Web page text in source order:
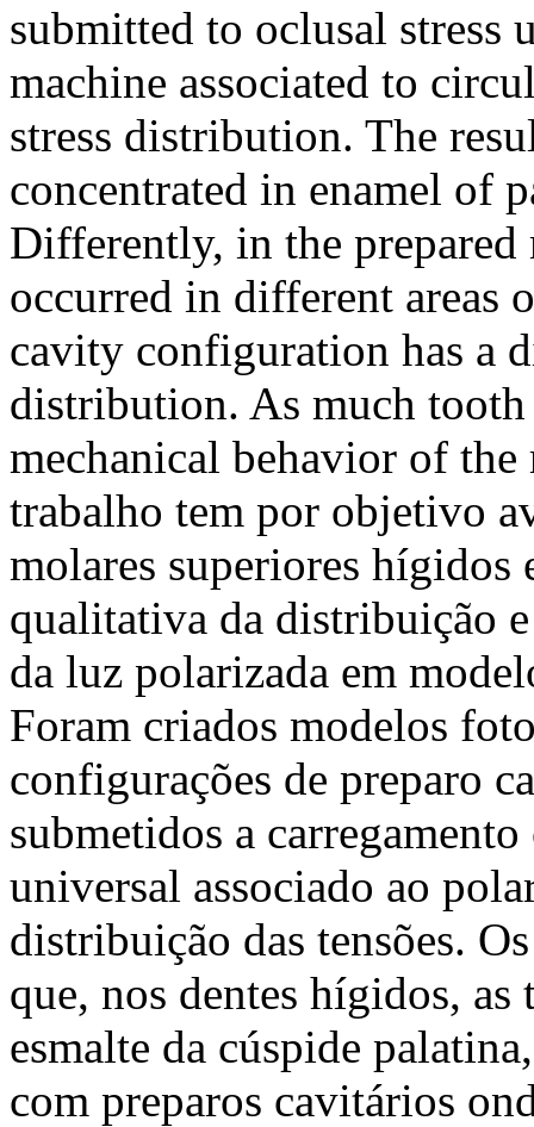
submitted to oclusal stress
machine associated to
stress distribution. The
concentrated in enamel of
Differently, in the prepared
occurred in different areas
cavity configuration has a
distribution. As much
mechanical behavior of
trabalho tem por objetivo
molares superiores hígidos
qualitativa da distribuição e
da luz polarizada em
Foram criados modelos
configurações de preparo
submetidos a
universal associado ao
distribuição das tensões.
que, nos dentes hígidos, as
esmalte da cúspide
com preparos cavitários